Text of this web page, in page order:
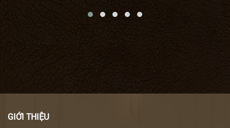
GIỚI THIỆU